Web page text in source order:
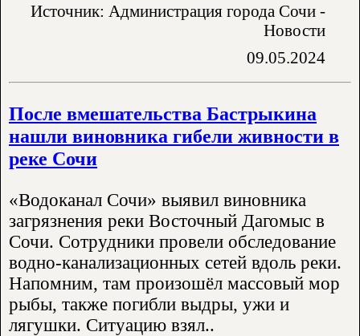
Источник: Администрация города Сочи -
Новости
09.05.2024
После вмешательства Бастрыкина
нашли виновника гибели живности в
реке Сочи
«Водоканал Сочи» выявил виновника
загрязнения реки Восточный Дагомыс в
Сочи. Сотрудники провели обследование
водно-канализационных сетей вдоль реки.
Напомним, там произошёл массовый мор
рыбы, также погибли выдры, ужи и
лягушки. Ситуацию взял..